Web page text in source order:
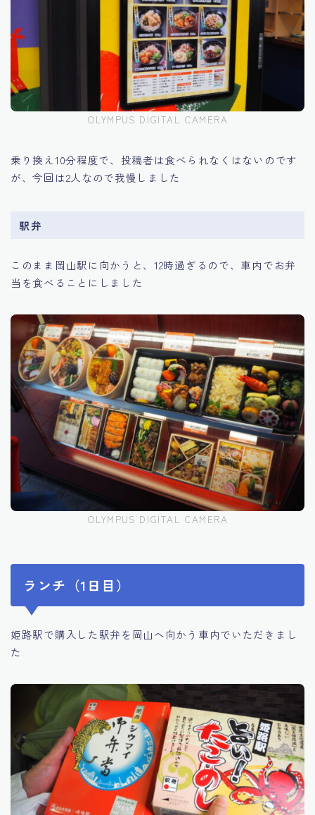
OLYMPUS DIGITAL CAMERA
乗り換え10分程度で、投稿者は食べられなくはないのです
が、今回は2人なので我慢しました
駅弁
このまま岡山駅に向かうと、12時過ぎるので、車内でお弁
当を食べることにしました
OLYMPUS DIGITAL CAMERA
ランチ（1日目）
姫路駅で購入した駅弁を岡山へ向かう車内でいただきまし
た